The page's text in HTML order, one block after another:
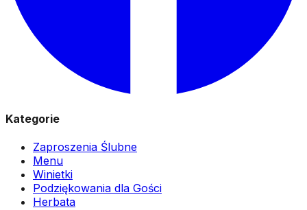
Kategorie
Zaproszenia Ślubne
Menu
Winietki
Podziękowania dla Gości
Herbata